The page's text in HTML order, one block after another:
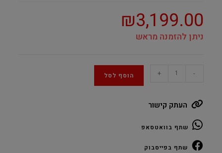
₪3,199.00
ניתן להזמנה מראש
RX9070
XT
Triple
Fan
-
+ הוסף לסל
העתק קישור
שתף בוואטסאפ
שתף בפייסבוק